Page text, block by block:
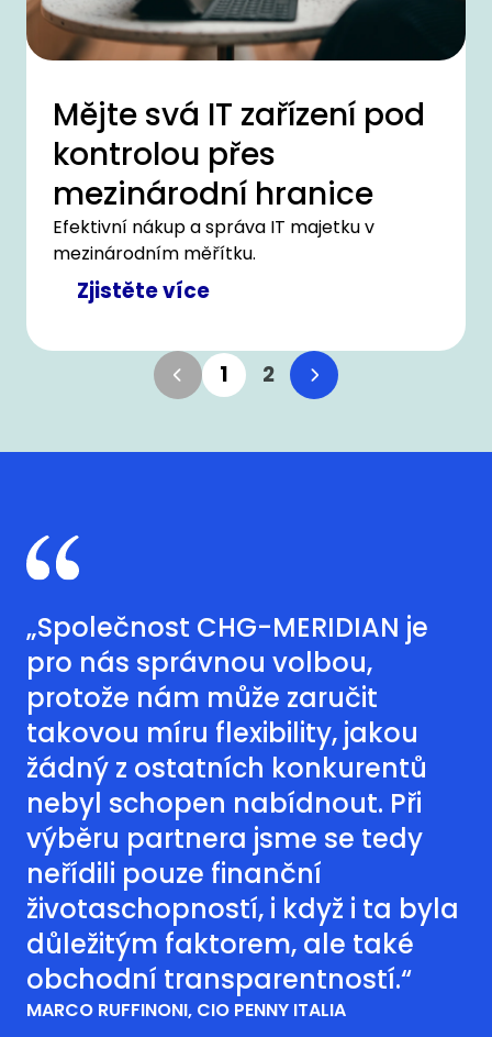
Mějte svá IT zařízení pod
kontrolou přes
mezinárodní hranice
Efektivní nákup a správa IT majetku v
mezinárodním měřítku.
Zjistěte více
1 2
„Společnost CHG-MERIDIAN je
pro nás správnou volbou,
protože nám může zaručit
takovou míru flexibility, jakou
žádný z ostatních konkurentů
nebyl schopen nabídnout. Při
výběru partnera jsme se tedy
neřídili pouze finanční
životaschopností, i když i ta byla
důležitým faktorem, ale také
obchodní transparentností.“
MARCO RUFFINONI, CIO PENNY ITALIA